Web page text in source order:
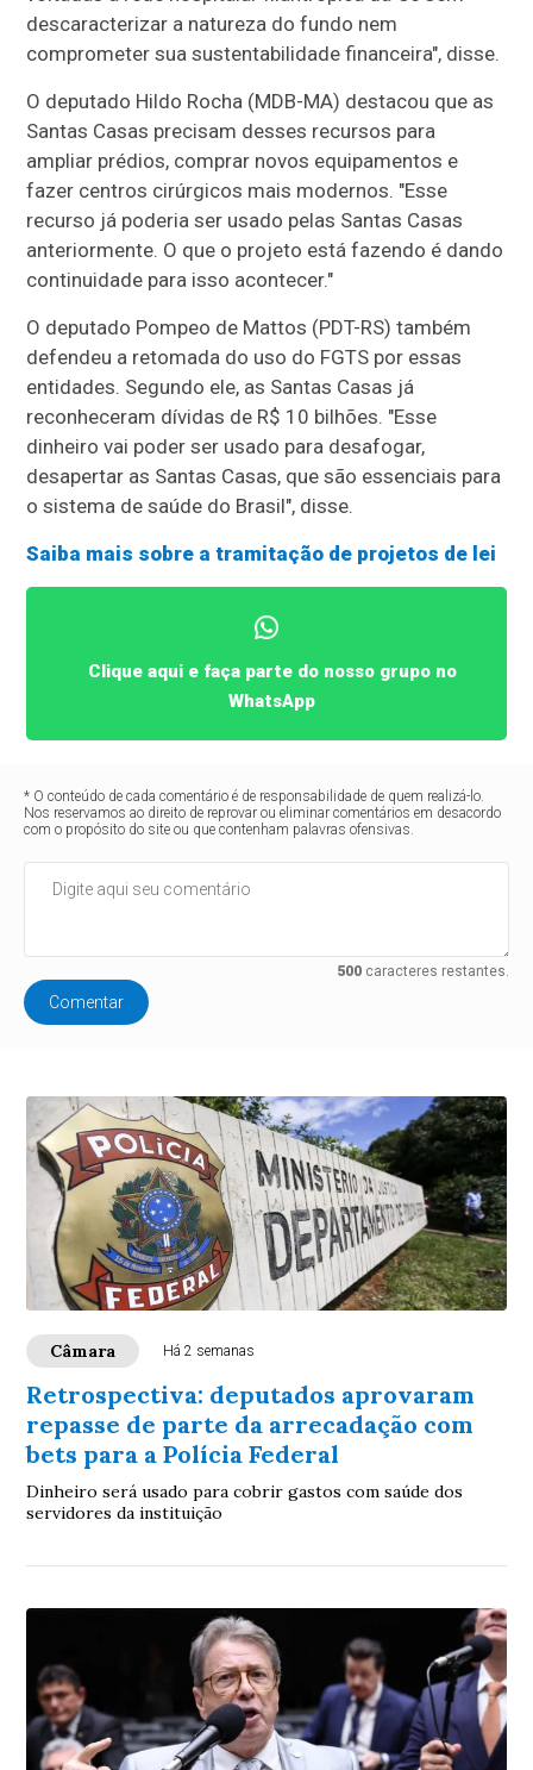
descaracterizar a natureza do fundo nem
comprometer sua sustentabilidade financeira", disse.
O deputado Hildo Rocha (MDB-MA) destacou que as
Santas Casas precisam desses recursos para
ampliar prédios, comprar novos equipamentos e
fazer centros cirúrgicos mais modernos. "Esse
recurso já poderia ser usado pelas Santas Casas
anteriormente. O que o projeto está fazendo é dando
continuidade para isso acontecer."
O deputado Pompeo de Mattos (PDT-RS) também
defendeu a retomada do uso do FGTS por essas
entidades. Segundo ele, as Santas Casas já
reconheceram dívidas de R$ 10 bilhões. "Esse
dinheiro vai poder ser usado para desafogar,
desapertar as Santas Casas, que são essenciais para
o sistema de saúde do Brasil", disse.
Saiba mais sobre a tramitação de projetos de lei
Clique aqui e faça parte do nosso grupo no
WhatsApp
* O conteúdo de cada comentário é de responsabilidade de quem realizá-lo.
Nos reservamos ao direito de reprovar ou eliminar comentários em desacordo
com o propósito do site ou que contenham palavras ofensivas.
500caracteres restantes.
Comentar
Câmara Há 2 semanas
Retrospectiva: deputados aprovaram
repasse de parte da arrecadação com
bets para a Polícia Federal
Dinheiro será usado para cobrir gastos com saúde dos
servidores da instituição